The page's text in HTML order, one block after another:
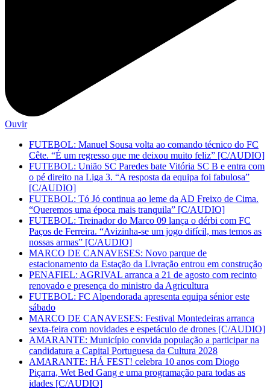
Ouvir
FUTEBOL: Manuel Sousa volta ao comando técnico do FC
Cête. “É um regresso que me deixou muito feliz” [C/AUDIO]
FUTEBOL: União SC Paredes bate Vitória SC B e entra com
o pé direito na Liga 3. “A resposta da equipa foi fabulosa”
[C/AUDIO]
FUTEBOL: Tó Jó continua ao leme da AD Freixo de Cima.
“Queremos uma época mais tranquila” [C/AUDIO]
FUTEBOL: Treinador do Marco 09 lança o dérbi com FC
Paços de Ferreira. “Avizinha-se um jogo difícil, mas temos as
nossas armas” [C/AUDIO]
MARCO DE CANAVESES: Novo parque de
estacionamento da Estação da Livração entrou em construção
PENAFIEL: AGRIVAL arranca a 21 de agosto com recinto
renovado e presença do ministro da Agricultura
FUTEBOL: FC Alpendorada apresenta equipa sénior este
sábado
MARCO DE CANAVESES: Festival Montedeiras arranca
sexta-feira com novidades e espetáculo de drones [C/AUDIO]
AMARANTE: Município convida população a participar na
candidatura a Capital Portuguesa da Cultura 2028
AMARANTE: HÁ FEST! celebra 10 anos com Diogo
Piçarra, Wet Bed Gang e uma programação para todas as
idades [C/AUDIO]